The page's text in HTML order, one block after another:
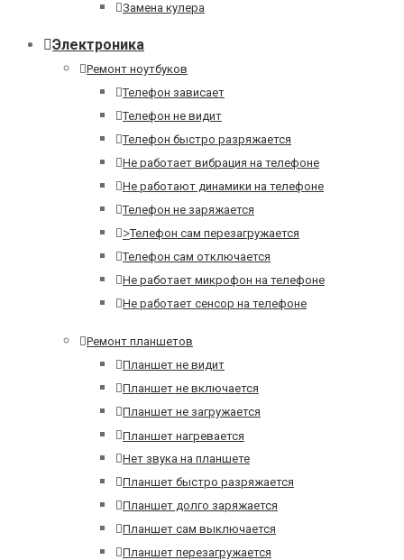
Замена кулера
Электроника
Ремонт ноутбуков
Телефон зависает
Телефон не видит
Телефон быстро разряжается
Не работает вибрация на телефоне
Не работают динамики на телефоне
Телефон не заряжается
>Телефон сам перезагружается
Телефон сам отключается
Не работает микрофон на телефоне
Не работает сенсор на телефоне
Ремонт планшетов
Планшет не видит
Планшет не включается
Планшет не загружается
Планшет нагревается
Нет звука на планшете
Планшет быстро разряжается
Планшет долго заряжается
Планшет сам выключается
Планшет перезагружается